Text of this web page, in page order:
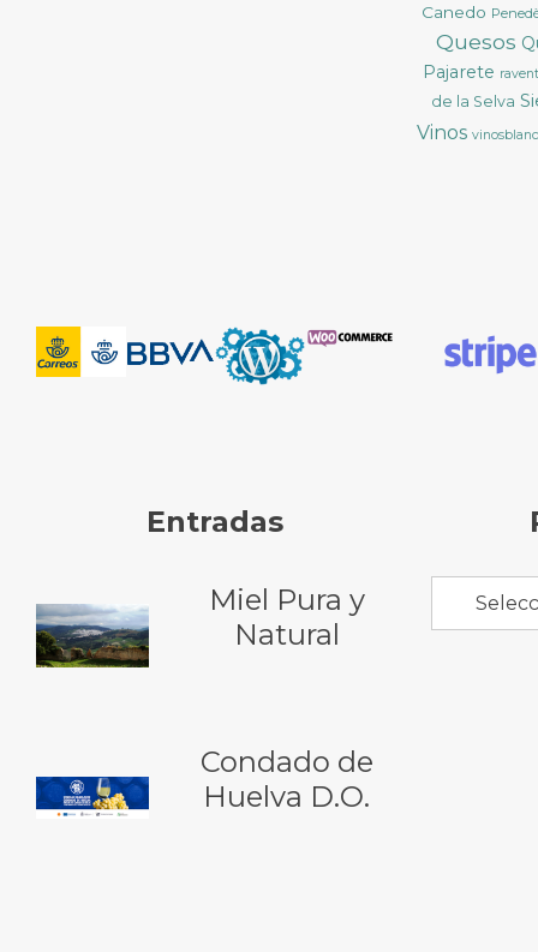
Canedo
Quesos
Pajarete
de la Selva
Vinos
Entradas
Miel Pura y
Natural
Condado de
Huelva D.O.